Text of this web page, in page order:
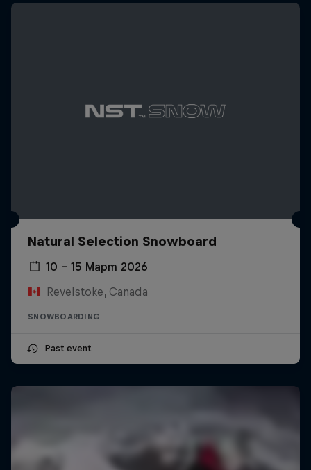
Natural Selection Snowboard
10 – 15 Март 2026
Revelstoke, Canada
SNOWBOARDING
Past event